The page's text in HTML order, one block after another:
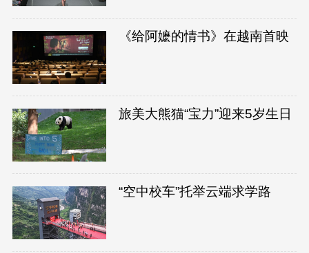
《给阿嬷的情书》在越南首映
旅美大熊猫“宝力”迎来5岁生日
“空中校车”托举云端求学路